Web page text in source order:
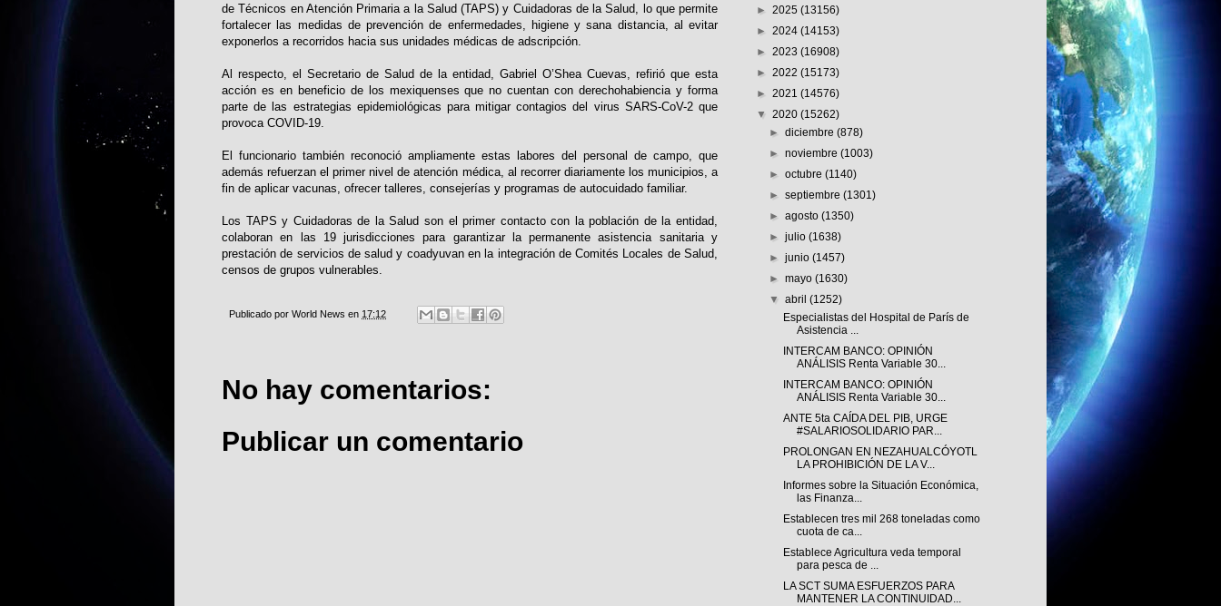
de Técnicos en Atención Primaria a la Salud (TAPS) y Cuidadoras de la Salud, lo que permite
fortalecer las medidas de prevención de enfermedades, higiene y sana distancia, al evitar
exponerlos a recorridos hacia sus unidades médicas de adscripción.
Al respecto, el Secretario de Salud de la entidad, Gabriel O’Shea Cuevas, refirió que esta
acción es en beneficio de los mexiquenses que no cuentan con derechohabiencia y forma
parte de las estrategias epidemiológicas para mitigar contagios del virus SARS-CoV-2 que
provoca COVID-19.
El funcionario también reconoció ampliamente estas labores del personal de campo, que
además refuerzan el primer nivel de atención médica, al recorrer diariamente los municipios, a
fin de aplicar vacunas, ofrecer talleres, consejerías y programas de autocuidado familiar.
Los TAPS y Cuidadoras de la Salud son el primer contacto con la población de la entidad,
colaboran en las 19 jurisdicciones para garantizar la permanente asistencia sanitaria y
prestación de servicios de salud y coadyuvan en la integración de Comités Locales de Salud,
censos de grupos vulnerables.
Publicado por World News en 17:12
No hay comentarios:
Publicar un comentario
► 2025 (13156)
► 2024 (14153)
► 2023 (16908)
► 2022 (15173)
► 2021 (14576)
▼ 2020 (15262)
►diciembre(878)
►noviembre(1003)
►octubre(1140)
►septiembre(1301)
►agosto(1350)
►julio(1638)
►junio(1457)
►mayo(1630)
▼abril(1252)
Especialistas del Hospital de París de
Asistencia ...
INTERCAM BANCO: OPINIÓN
ANÁLISIS Renta Variable 30...
INTERCAM BANCO: OPINIÓN
ANÁLISIS Renta Variable 30...
ANTE 5ta CAÍDA DEL PIB, URGE
#SALARIOSOLIDARIO PAR...
PROLONGAN EN NEZAHUALCÓYOTL
LA PROHIBICIÓN DE LA V...
Informes sobre la Situación Económica,
las Finanza...
Establecen tres mil 268 toneladas como
cuota de ca...
Establece Agricultura veda temporal
para pesca de ...
LA SCT SUMA ESFUERZOS PARA
MANTENER LA CONTINUIDAD...